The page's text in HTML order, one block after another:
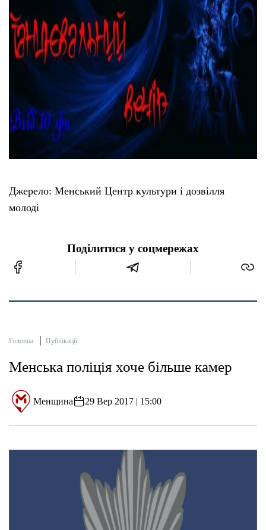
Джерело: Менський Центр культури і дозвілля
молоді
Поділитися у соцмережах
Головна Публікації
Менська поліція хоче більше камер
Менщина 29 Вер 2017 | 15:00